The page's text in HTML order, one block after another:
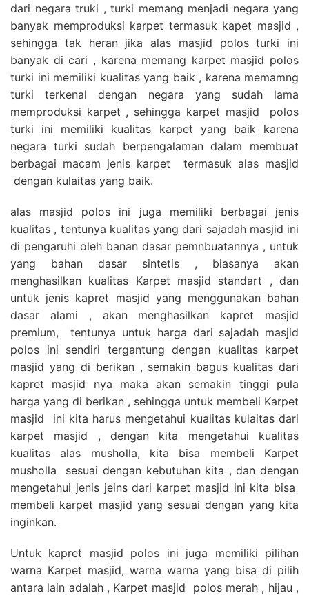
dari negara truki , turki memang menjadi negara yang
banyak memproduksi karpet termasuk kapet masjid ,
sehingga tak heran jika alas masjid polos turki ini
banyak di cari , karena memang karpet masjid polos
turki ini memiliki kualitas yang baik , karena memamng
turki terkenal dengan negara yang sudah lama
memproduksi karpet , sehingga karpet masjid polos
turki ini memiliki kualitas karpet yang baik karena
negara turki sudah berpengalaman dalam membuat
berbagai macam jenis karpet termasuk alas masjid
dengan kulaitas yang baik.
alas masjid polos ini juga memiliki berbagai jenis
kualitas , tentunya kualitas yang dari sajadah masjid ini
di pengaruhi oleh banan dasar pemnbuatannya , untuk
yang bahan dasar sintetis , biasanya akan
menghasilkan kualitas Karpet masjid standart , dan
untuk jenis kapret masjid yang menggunakan bahan
dasar alami , akan menghasilkan kapret masjid
premium, tentunya untuk harga dari sajadah masjid
polos ini sendiri tergantung dengan kualitas karpet
masjid yang di berikan , semakin bagus kualitas dari
kapret masjid nya maka akan semakin tinggi pula
harga yang di berikan , sehingga untuk membeli Karpet
masjid ini kita harus mengetahui kualitas kulaitas dari
karpet masjid , dengan kita mengetahui kualitas
kualitas alas musholla, kita bisa membeli Karpet
musholla sesuai dengan kebutuhan kita , dan dengan
mengetahui jenis jeins dari karpet masjid ini kita bisa
membeli karpet masjid yang sesuai dengan yang kita
inginkan.
Untuk kapret masjid polos ini juga memiliki pilihan
warna Karpet masjid, warna warna yang bisa di pilih
antara lain adalah , Karpet masjid polos merah , hijau ,